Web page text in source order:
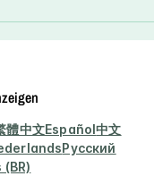
體中文Español中文
Русский